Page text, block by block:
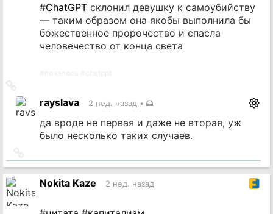
#ChatGPT склонил девушку к самоубийству
— таким образом она якобы выполнила бы
божественное пророчество и спасла
человечество от конца света
на
источникrayslava 2 нед. назад •
да вроде не первая и даже не вторая, уж
было несколько таких случаев.
на
источник
Nokita Kaze 2 нед. назад